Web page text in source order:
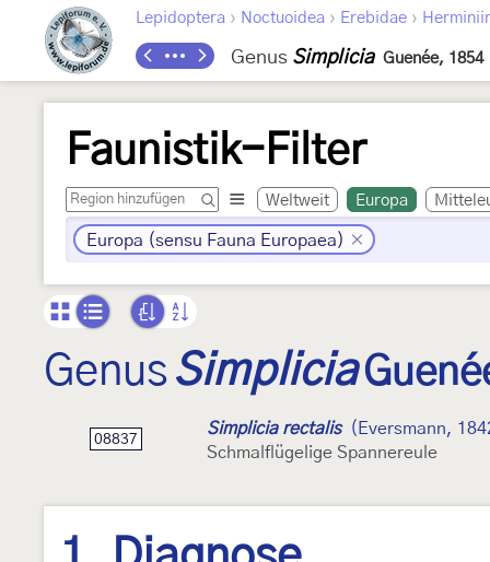
Lepidoptera › Noctuoidea › Erebidae ›
Genus Simplicia Guenée, 1854
Faunistik-Filter
Weltweit Europa
Europa (sensu Fauna Europaea)
Genus Simplicia
08837
Simplicia rectalis
(Eversmann,
Schmalflügelige Spannereule